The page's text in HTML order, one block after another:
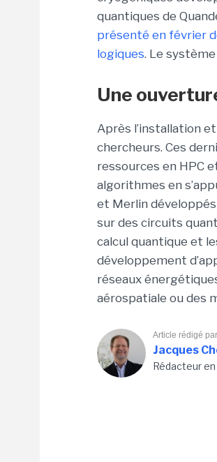
quantiques de
présenté en février
logiques. Le système
Une
Après l’installation
chercheurs. Ces
ressources en HPC
algorithmes en
et Merlin
sur des circuits
calcul quantique et
développement
réseaux
aérospatiale ou des
Article rédigé par
Jacques
Rédacteur